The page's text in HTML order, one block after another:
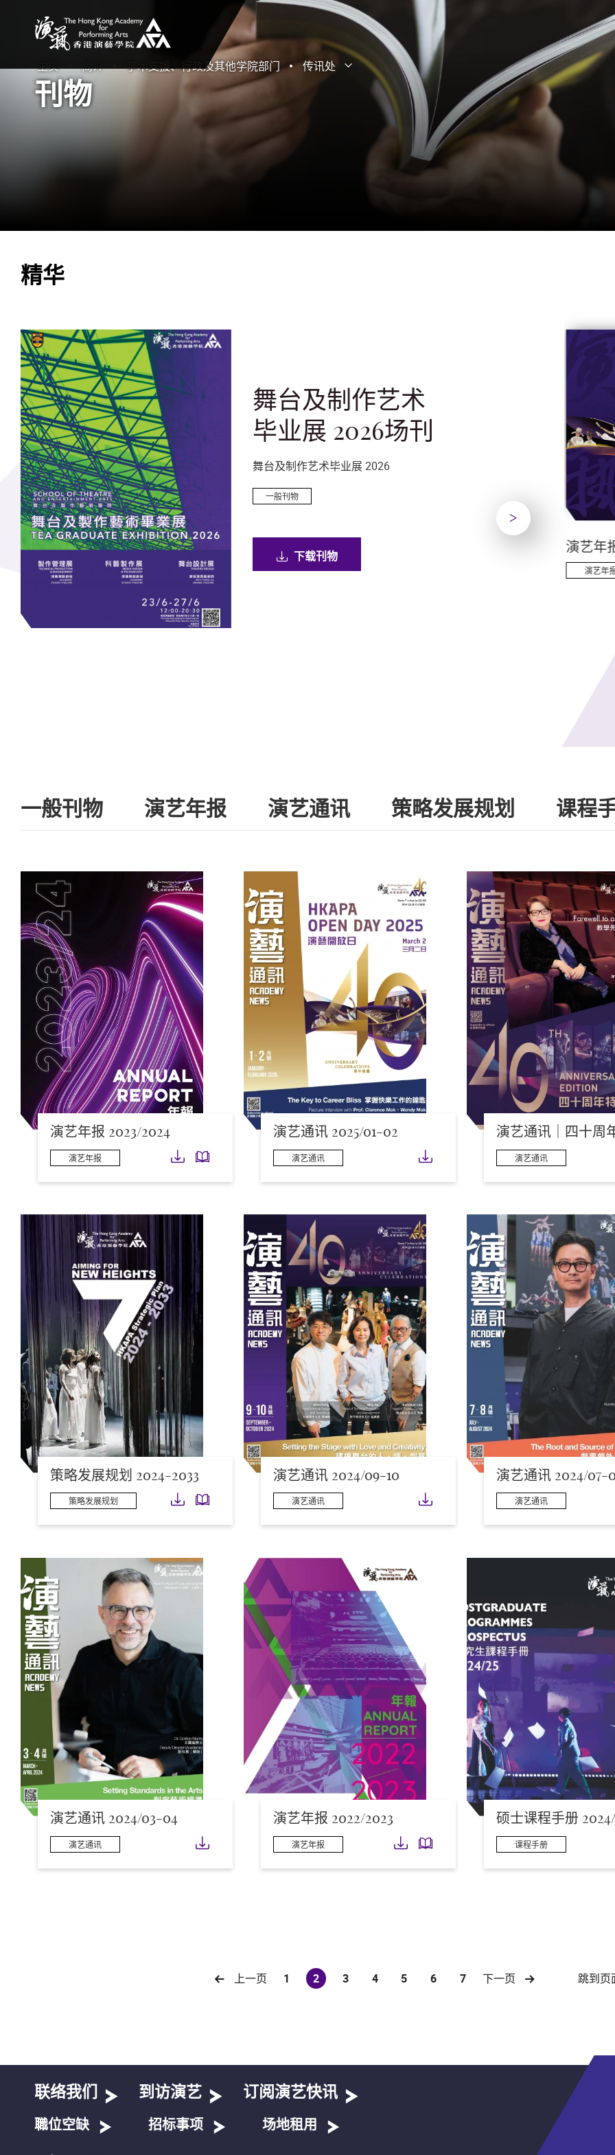
主页 简介 学术支援、行政及其他学院部门 传讯处 打开子菜单
关闭子菜单
刊物
精华
舞台及制作艺术
毕业展 2026场刊
舞台及制作艺术毕业展 2026
一般刊物
下载刊物
演艺学院简介
一般刊物
伯大尼 – 演艺学院古
迹校园
演艺年
演艺年
一般刊物 演艺年报 演艺通讯 策略发展规划 课程
演艺年报 2023/2024
演艺年报 下载
演艺通讯 2025/01-02
演艺通讯
演艺通讯｜四十周
演艺通讯
策略发展规划 2024-2033
策略发展规划 下载
演艺通讯 2024/09-10
演艺通讯
演艺通讯 2024/07-
演艺通讯
演艺通讯 2024/03-04
演艺通讯
演艺年报 2022/2023
演艺年报 下载
硕士课程手册
课程手册
上一页 1 2
(current)
3 4 5 6 7 下一页 跳到
联络我们 到访演艺 订阅演艺快讯
職位空缺 招标事项 场地租用